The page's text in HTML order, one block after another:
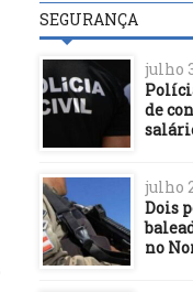
SEGURANÇA
julho
de
julho
Dois
no